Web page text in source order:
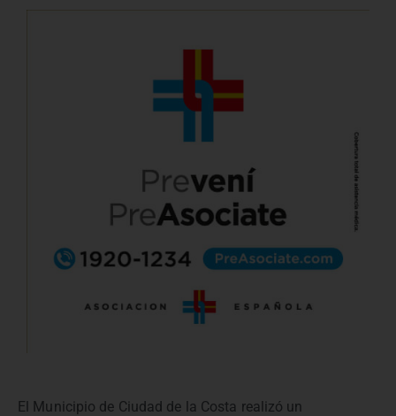
El Municipio de Ciudad de la Costa realizó un